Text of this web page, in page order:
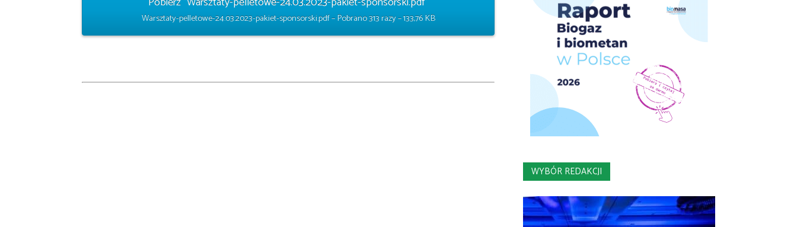
Warsztaty-pelletowe-24.03.2023-pakiet-sponsorski.pdf – Pobrano 313 razy – 133,76 KB
WYBÓR REDAKCJI